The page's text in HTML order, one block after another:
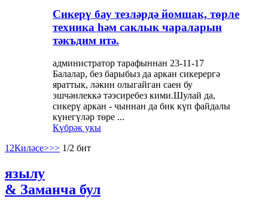
Сикерү бау тезләрдә йомшак, төрле
техника һәм саклык чараларын
тәкъдим итә.
администратор тарафыннан 23-11-17
Балалар, без барыбыз да аркан сикерергә
яраттык, ләкин олыгайган саен бу
эшчәнлеккә тәэсиребез кими.Шулай да,
сикерү аркан - чыннан да бик күп файдалы
күнегүләр төре ...
Күбрәк укы
1 2Киләсе>>> 1/2 бит
язылу
& Заманча бул